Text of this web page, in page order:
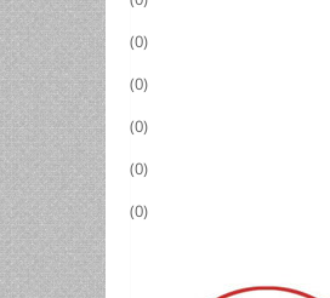
(0)
(0)
(0)
(0)
(0)